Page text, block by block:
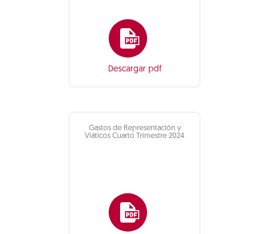
Descargar pdf
Gastos de Representación y
Viáticos Cuarto Trimestre 2024